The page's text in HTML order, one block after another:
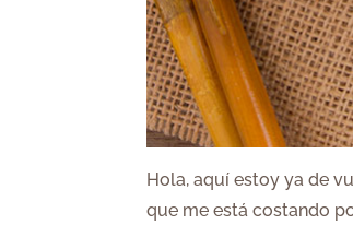
Hola, aquí estoy ya de
que me está costando